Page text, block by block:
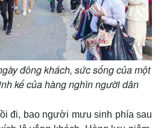
Multimedia
E-Magazine
đông khách, sức sống của một
kế của hàng nghìn người dân
đi, bao người mưu sinh phía sau